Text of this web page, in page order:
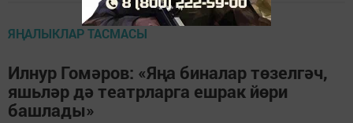
ЯҢАЛЫКЛАР ТАСМАСЫ
Илнур Гомәров: «Яңа биналар төзелгәч,
яшьләр дә театрларга ешрак йөри
башлады»